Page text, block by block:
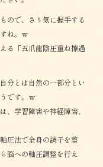
ので、さり気に握手する
ね。ｗ
る「五爪龍陰圧重ね擦過
分とは自然の一部分とい
です。ｗ
、学習障害や神経障害、
圧法で全身の調子を整
脳への軸圧調整を行え